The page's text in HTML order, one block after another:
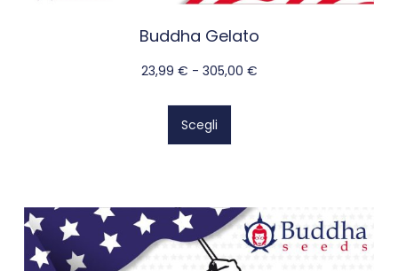
Buddha Gelato
23,99 € - 305,00 €
Scegli